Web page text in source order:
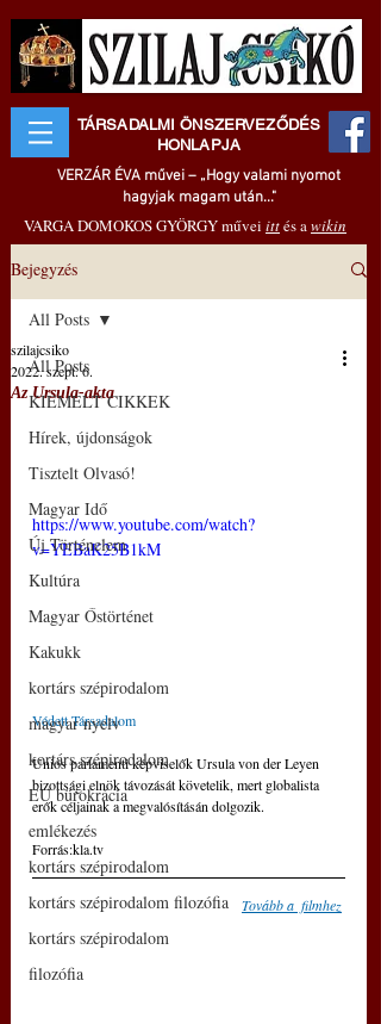
TÁRSADALMI ÖNSZERVEZŐDÉS
HONLAPJA
VERZÁR ÉVA művei – „Hogy valami nyomot
hagyjak magam után..."
VARGA DOMOKOS GYÖRGY művei ittés awikin
Bejegyzés
All Posts
KIEMELT CIKKEK
Hírek, újdonságok
Tisztelt Olvasó!
Magyar Idő
Új Történelem
Kultúra
Magyar Őstörténet
Kakukk
kortárs szépirodalom
magyar nyelv
kortárs szépirodalom
EU bürokrácia
emlékezés
kortárs szépirodalom
kortárs szépirodalom filozófia
kortárs szépirodalom
filozófia
All Posts
Az Ursula-akta
szilajcsiko
2022. szept. 6.
https://www.youtube.com/watch?
v=YEBaK25B1kM
Védett Társadalom
Uniós parlamenti képviselők Ursula von der Leyen
bizottsági elnök távozását követelik, mert globalista
erők céljainak a megvalósításán dolgozik.
Forrás:kla.tv
Tovább a  filmhez